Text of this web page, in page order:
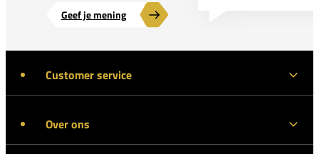
Geef je mening
Customer service
Over ons